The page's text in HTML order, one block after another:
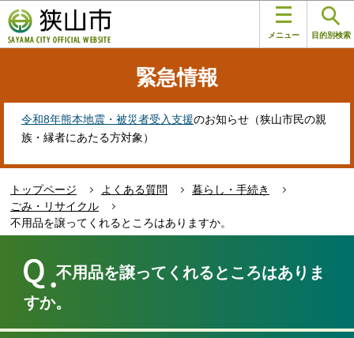
の
ペ
す
メニュー 目的別検索
緊急情報
令和8年熊本地震・被災者受入支援のお知らせ（狭山市民の親
族・縁者にあたる方対象）
トップページ よくある質問
暮らし・手続き
ごみ・リサイクル
不用品を譲ってくれるところはありますか。
ら
不用品を譲ってくれるところはありま
すか。